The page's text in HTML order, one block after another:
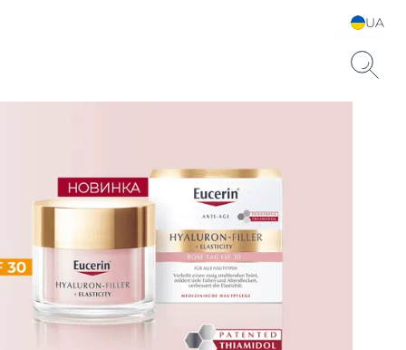
UA
Choose your Language &
Country